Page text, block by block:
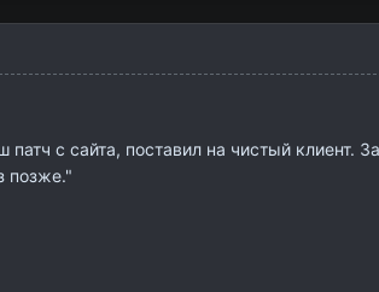
патч с сайта, поставил на чистый
позже."